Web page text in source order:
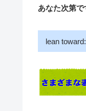
あなた次第
lean